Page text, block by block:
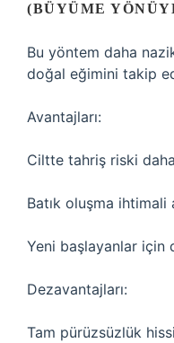
(BÜYÜME
Bu yöntem daha
doğal eğimini takip
Avantajları:
Ciltte tahriş riski
Batık oluşma ihtimali
Yeni başlayanlar için
Dezavantajları:
Tam pürüzsüzlük